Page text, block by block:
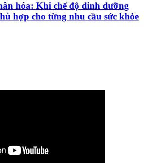
hóa: Khi chế độ dinh dưỡng
hợp cho từng nhu cầu sức khỏe